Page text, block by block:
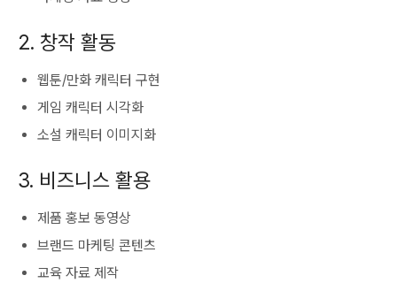
2. 창작 활동
웹툰/만화 캐릭터 구현
게임 캐릭터 시각화
소설 캐릭터 이미지화
3. 비즈니스 활용
제품 홍보 동영상
브랜드 마케팅 콘텐츠
교육 자료 제작